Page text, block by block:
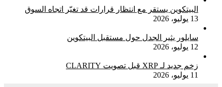
البيتكوين يستقر مع انتظار قرارات قد تغيّر اتجاه السوق
13 يوليو، 2026
سايلور يثير الجدل حول مستقبل البيتكوين
12 يوليو، 2026
زخم جديد لـ XRP قبل تصويت CLARITY
11 يوليو، 2026